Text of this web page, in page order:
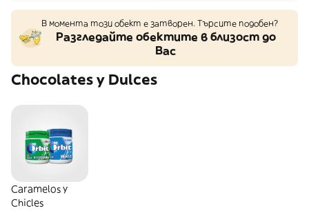
В момента този обект е затворен. Търсите подобен?
Разгледайте обектите в близост до
Вас
Chocolates y Dulces
Caramelos y
Chicles